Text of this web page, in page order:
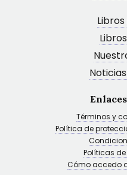
Términos y
Política de
Políticas
Cómo accedo